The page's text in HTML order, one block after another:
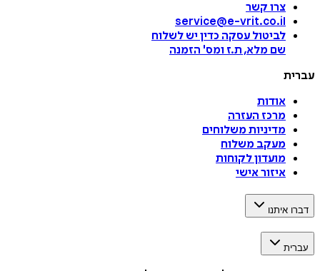
צרו קשר
service@e-vrit.co.il
לביטול עסקה כדין יש לשלוח
שם מלא, ת.ז ומס'הזמנה
אודות
מרכז העזרה
מדיניות משלוחים
מעקב משלוח
מועדון לקוחות
איזור אישי
איתנו